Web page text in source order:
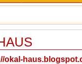
okal-